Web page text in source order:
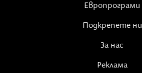
Европрограми
Подкрепете ни
За нас
Реклама